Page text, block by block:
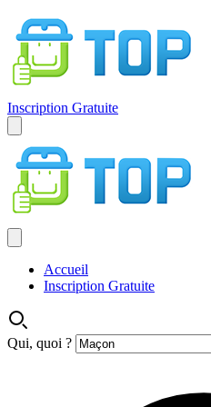
Inscription Gratuite
Accueil
Inscription Gratuite
Qui, quoi ?